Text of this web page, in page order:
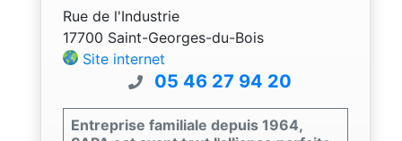
Rue de l'Industrie
17700 Saint-Georges-du-Bois
Site internet
05 46 27 94 20
Entreprise familiale depuis 1964,